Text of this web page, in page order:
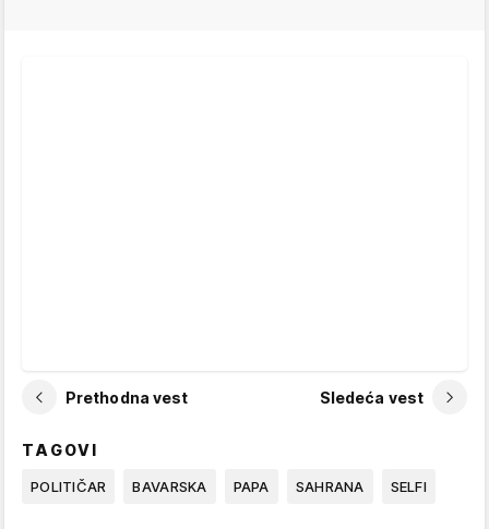
Prethodna vest Sledeća vest
TAGOVI
POLITIČAR BAVARSKA PAPA SAHRANA SELFI